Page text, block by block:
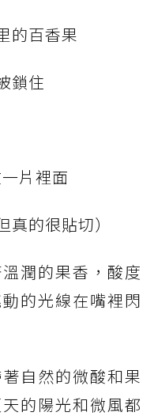
的百香果
鎖住
片裡面
真的很貼切）
潤的果香，酸度
的光線在嘴裡閃
自然的微酸和果
的陽光和微風都